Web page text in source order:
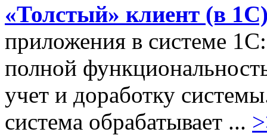
«Толстый» клиент (в
приложения в системе
полной
учет и доработку
система обрабатывает ...